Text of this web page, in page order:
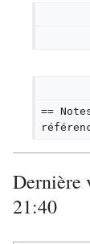
==
Dernière
21:40